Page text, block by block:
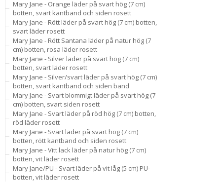
Mary Jane - Orange läder på svart hög (7 cm)
botten, svart kantband och siden rosett
Mary Jane - Rött läder på svart hög (7 cm) botten,
svart läder rosett
Mary Jane - Rött Santana läder på natur hög (7
cm) botten, rosa läder rosett
Mary Jane - Silver läder på svart hög (7 cm)
botten, svart läder rosett
Mary Jane - Silver/svart läder på svart hög (7 cm)
botten, svart kantband och siden band
Mary Jane - Svart blommigt läder på svart hög (7
cm) botten, svart siden rosett
Mary Jane - Svart läder på röd hög (7 cm) botten,
röd läder rosett
Mary Jane - Svart läder på svart hög (7 cm)
botten, rött kantband och siden rosett
Mary Jane - Vitt lack läder på natur hög (7 cm)
botten, vit läder rosett
Mary Jane/PU - Svart läder på vit låg (5 cm) PU-
botten, vit läder rosett